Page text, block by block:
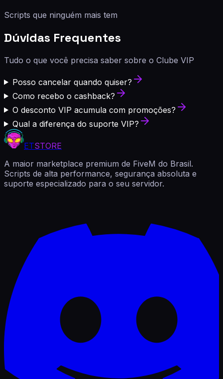
Scripts que ninguém mais tem
Dúvidas Frequentes
Tudo o que você precisa saber sobre o Clube VIP
Posso cancelar quando quiser?
Como recebo o cashback?
O desconto VIP acumula com promoções?
Qual a diferença do suporte VIP?
ETSTORE
A maior marketplace premium de FiveM do Brasil.
Scripts de alta performance, segurança absoluta e
suporte especializado para o seu servidor.